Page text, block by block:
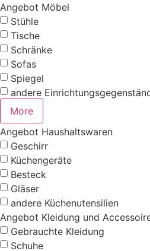
Angebot Möbel
Stühle
Tische
Schränke
Sofas
Spiegel
andere
More
Angebot Haushaltswaren
Geschirr
Küchengeräte
Besteck
Gläser
andere Küchenutensilien
Angebot Kleidung und
Gebrauchte Kleidung
Schuhe